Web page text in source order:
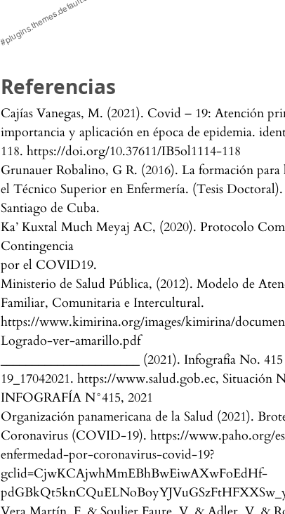
Referencias
Cajías Vanegas, M. (2021). Covid – 19: Atención
importancia y aplicación en época de epidemia.
118. https://doi.org/10.37611/IB5ol1114-118
Grunauer Robalino, G R. (2016). La formación
el Técnico Superior en Enfermería. (Tesis
Santiago de Cuba.
Ka’ Kuxtal Much Meyaj AC, (2020). Protocolo
Contingencia
por el COVID19.
Ministerio de Salud Pública, (2012). Modelo de
Familiar, Comunitaria e Intercultural.
https://www.kimirina.org/images/kimirina/
Logrado-ver-amarillo.pdf
______________________ (2021). Infografía No.
19_17042021. https://www.salud.gob.ec,
INFOGRAFÍA N°415, 2021
Organización panamericana de la Salud (2021).
Coronavirus ‎‎(COVID-19)‎. https://www.paho.org/
enfermedad-por-coronavirus-covid-19?
gclid=CjwKCAjwhMmEBhBwEiwAXwFoEdHf-